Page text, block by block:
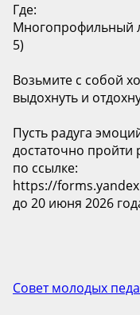
Где:
Многопрофильный
5)
Возьмите с собой
выдохнуть и
Пусть радуга
достаточно
по ссылке:
https://
до 20 июня 2026
Совет молодых